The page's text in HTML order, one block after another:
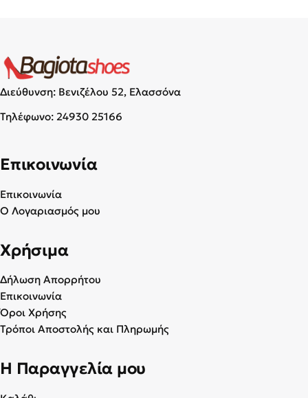
Διεύθυνση: Βενιζέλου 52, Ελασσόνα
Τηλέφωνο: 24930 25166
Επικοινωνία
Επικοινωνία
Ο Λογαριασμός μου
Χρήσιμα
Δήλωση Απορρήτου
Επικοινωνία
Όροι Χρήσης
Τρόποι Αποστολής και Πληρωμής
Η Παραγγελία μου